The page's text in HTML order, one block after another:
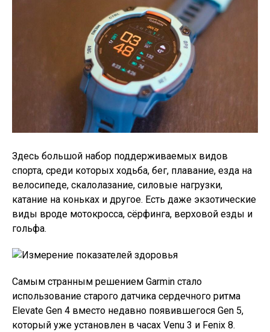
Здесь большой набор поддерживаемых видов
спорта, среди которых ходьба, бег, плавание, езда на
велосипеде, скалолазание, силовые нагрузки,
катание на коньках и другое. Есть даже экзотические
виды вроде мотокросса, сёрфинга, верховой езды и
гольфа.
Самым странным решением Garmin стало
использование старого датчика сердечного ритма
Elevate Gen 4 вместо недавно появившегося Gen 5,
который уже установлен в часах Venu 3 и Fenix 8.